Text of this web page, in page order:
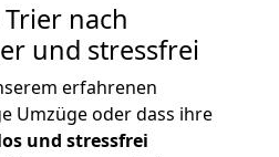
Trier nach
und stressfrei
erfahrenen
Umzüge oder dass ihre
und stressfrei